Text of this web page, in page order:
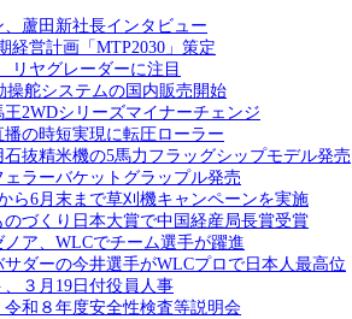
蘆田新社長インタビュー
経営計画「MTP2030」策定
リヤグレーダーに注目
操舵システムの国内販売開始
2WDシリーズマイナーチェンジ
播の時短実現に転圧ローラー
抜精米機の5馬力フラッグシップモデル発売
ラーバケットグラップル発売
ら6月末まで草刈機キャンペーンを実施
のづくり日本大賞で中国経産局長賞受賞
ア、WLCでチーム選手が躍進
ダーの今井選手がWLCプロで日本人最高位
３月19日付役員人事
和８年度安全性検査等説明会